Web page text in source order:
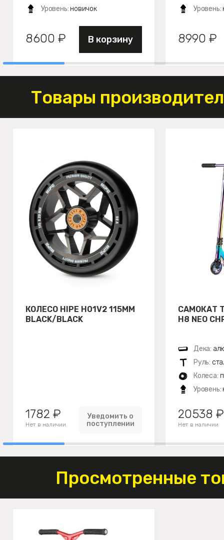
Уровень: новичок
8600 ₽ В корзину
Уровень:
8990 ₽
Товары
КОЛЕСО HIPE H01V2 115ММ
BLACK/BLACK
1782 ₽
Нет в наличии
Уведомить о
поступлении
САМОКАТ
H8 NEO
Дека:
Руль:
Колеса:
Уровень:
20538 ₽
Нет в наличии
Просмотренные